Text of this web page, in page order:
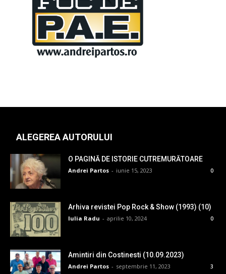
ALEGEREA AUTORULUI
O PAGINĂ DE ISTORIE CUTREMURĂTOARE
Andrei Partos - iunie 15, 2023 0
Arhiva revistei Pop Rock & Show (1993) (10)
Iulia Radu - aprilie 10, 2024 0
Amintiri din Costinesti (10.09.2023)
Andrei Partos - septembrie 11, 2023 3